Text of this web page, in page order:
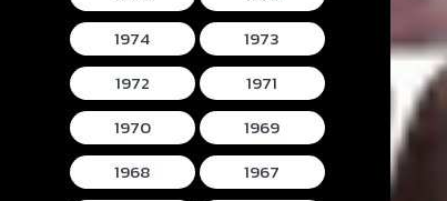
1974
1973
1972
1971
1970
1969
1968
1967